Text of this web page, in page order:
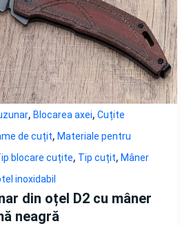
, Blocarea axei, Cuțite
de cuțit, Materiale pentru
blocare cuțite, Tip cuțit, Mâner
inoxidabil
din oțel D2 cu mâner
neagră